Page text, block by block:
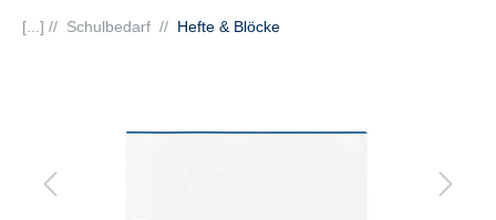
[...] // Schulbedarf // Hefte & Blöcke